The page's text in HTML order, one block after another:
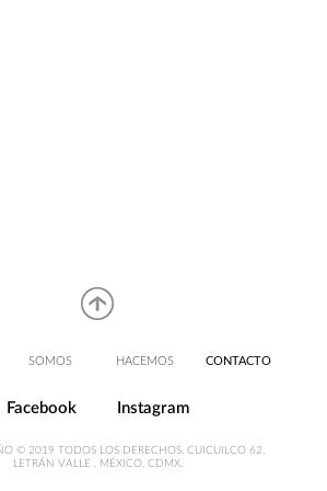
SOMOS HACEMOS CONTACTO
Facebook Instagram
© 2019 TODOS LOS DERECHOS. CUICUILCO 62,
LETRÁN VALLE , MÉXICO, CDMX.